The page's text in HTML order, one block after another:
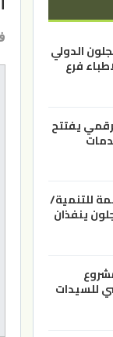
الدولي
فرع
يفتتح
للتنمية/
ينفذان
للسيدات